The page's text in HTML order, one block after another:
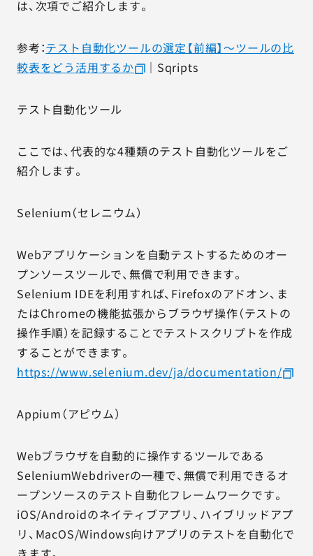
は、次項でご紹介します。
参考：テスト自動化ツールの選定【前編】～ツールの比
較表をどう活用するか
｜Sqripts
テスト自動化ツール
ここでは、代表的な4種類のテスト自動化ツールをご
紹介します。
Selenium（セレニウム）
Webアプリケーションを自動テストするためのオー
プンソースツールで、無償で利用できます。
Selenium IDEを利用すれば、Firefoxのアドオン、ま
たはChromeの機能拡張からブラウザ操作（テストの
操作手順）を記録することでテストスクリプトを作成
することができます。
https://www.selenium.dev/ja/documentation/
Appium（アピウム）
Webブラウザを自動的に操作するツールである
SeleniumWebdriverの一種で、無償で利用できるオ
ープンソースのテスト自動化フレームワークです。
iOS/Androidのネイティブアプリ、ハイブリッドアプ
リ、MacOS/Windows向けアプリのテストを自動化で